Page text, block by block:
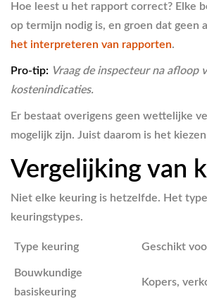
Hoe leest u het rapport correct? Elke
op termijn nodig is, en groen dat geen
het interpreteren van rapporten.
Pro-tip: Vraag de inspecteur na afloop
kostenindicaties.
Er bestaat overigens geen wettelijke
mogelijk zijn. Juist daarom is het
Vergelijking van
Niet elke keuring is hetzelfde. Het
keuringstypes.
Type keuring Geschikt
Bouwkundige
basiskeuring
Kopers,